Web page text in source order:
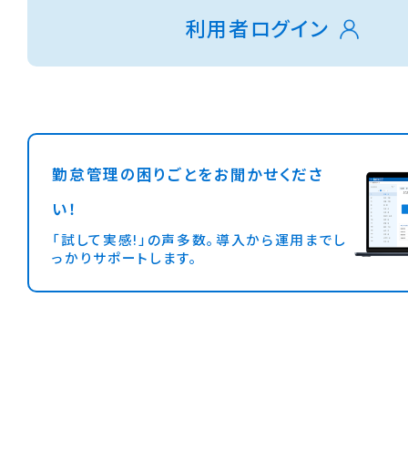
利用者ログイン
勤怠管理の困りごとをお聞かせくださ
い！
「試して実感!」の声多数。導入から運用までし
っかりサポートします。